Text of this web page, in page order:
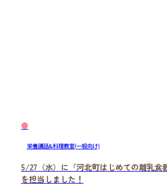
●
栄養講話&料理教室(一般向け)
5/27（水）に「河北町はじめての離乳食
を担当しました！